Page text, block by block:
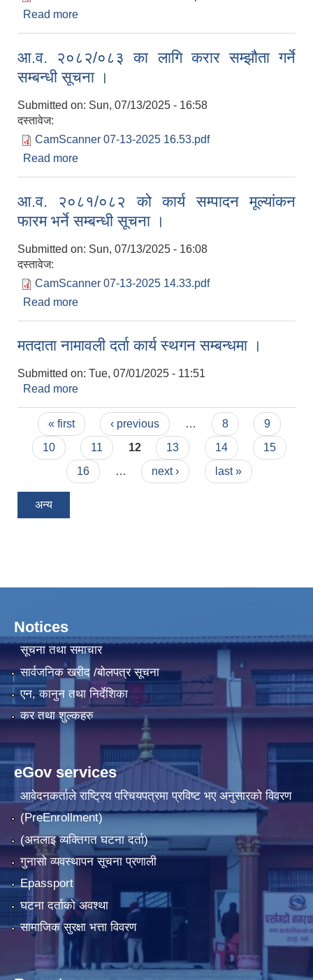
Read more
आ.व. २०८२/०८३ का लागि करार सम्झौता गर्ने
सम्बन्धी सूचना ।
Submitted on: Sun, 07/13/2025 - 16:58
दस्तावेज:
CamScanner 07-13-2025 16.53.pdf
Read more
आ.व. २०८१/०८२ को कार्य सम्पादन मूल्यांकन
फारम भर्ने सम्बन्धी सूचना ।
Submitted on: Sun, 07/13/2025 - 16:08
दस्तावेज:
CamScanner 07-13-2025 14.33.pdf
Read more
मतदाता नामावली दर्ता कार्य स्थगन सम्बन्धमा ।
Submitted on: Tue, 07/01/2025 - 11:51
Read more
Pages
« first ‹ previous … 8
9
10
11 12 13 14
15
16
… next › last »
अन्य
Notices
सूचना तथा समाचार
सार्वजनिक खरीद /बोलपत्र सूचना
एन, कानुन तथा निर्देशिका
कर तथा शुल्कहरु
eGov services
आवेदनकर्ताले राष्‍ट्रिय परिचयपत्रमा प्रविष्ट भए अनुसारको विवरण
(PreEnrollment)
(अनलाइ व्यक्तिगत घटना दर्ता)
गुनासो व्यवस्थापन सूचना प्रणाली
Epassport
घटना दर्ताको अवश्था
सामाजिक सुरक्षा भत्ता विवरण